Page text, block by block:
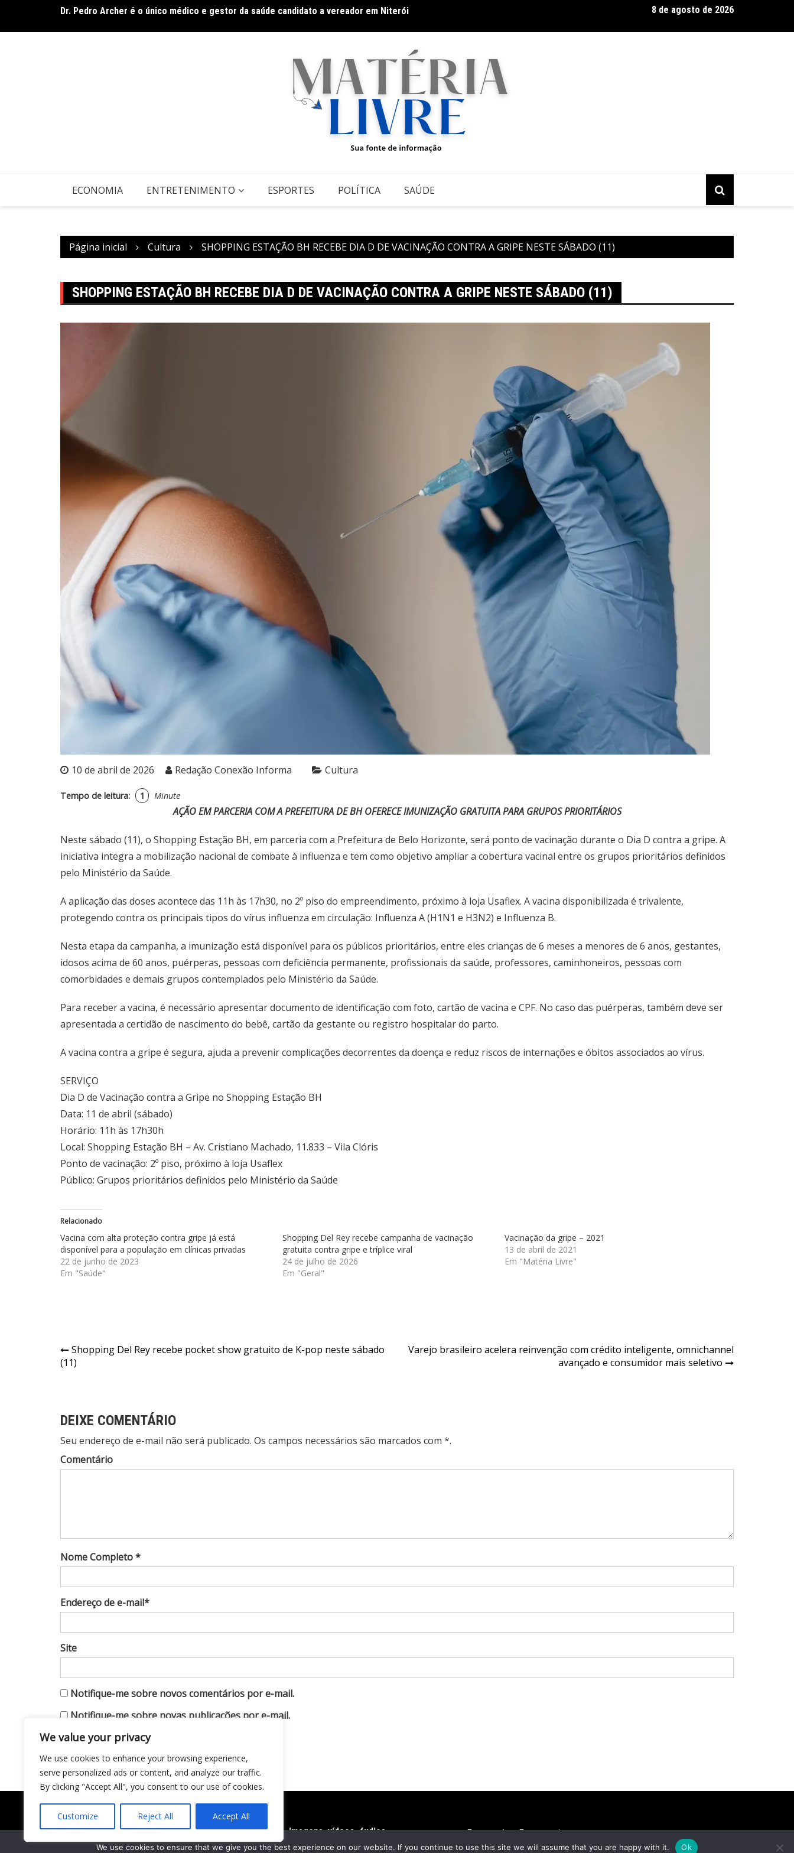
We value your privacy
We use cookies to enhance your browsing experience,
serve personalized ads or content, and analyze our traffic.
By clicking "Accept All", you consent to our use of cookies.
Customize Reject All Accept All
o
De olho no líder: Jhonathan Silva projeta duelo do Athletic contra o Criciúma Thiago Silva se destaca como expert em extensão capilar e aposta na
8 de agosto de 2026
ECONOMIA ENTRETENIMENTO ESPORTES POLÍTICA SAÚDE
Página inicial Cultura SHOPPING ESTAÇÃO BH RECEBE DIA D DE VACINAÇÃO CONTRA A GRIPE NESTE SÁBADO (11)
SHOPPING ESTAÇÃO BH RECEBE DIA D DE VACINAÇÃO CONTRA A GRIPE NESTE SÁBADO (11)
10 de abril de 2026 Redação Conexão Informa Cultura
Tempo de leitura: 1 Minute
AÇÃO EM PARCERIA COM A PREFEITURA DE BH OFERECE IMUNIZAÇÃO GRATUITA PARA GRUPOS PRIORITÁRIOS
Neste sábado (11), o Shopping Estação BH, em parceria com a Prefeitura de Belo Horizonte, será ponto de vacinação durante o Dia D contra a gripe. A
iniciativa integra a mobilização nacional de combate à influenza e tem como objetivo ampliar a cobertura vacinal entre os grupos prioritários definidos
pelo Ministério da Saúde.
A aplicação das doses acontece das 11h às 17h30, no 2º piso do empreendimento, próximo à loja Usaflex. A vacina disponibilizada é trivalente,
protegendo contra os principais tipos do vírus influenza em circulação: Influenza A (H1N1 e H3N2) e Influenza B.
Nesta etapa da campanha, a imunização está disponível para os públicos prioritários, entre eles crianças de 6 meses a menores de 6 anos, gestantes,
idosos acima de 60 anos, puérperas, pessoas com deficiência permanente, profissionais da saúde, professores, caminhoneiros, pessoas com
comorbidades e demais grupos contemplados pelo Ministério da Saúde.
Para receber a vacina, é necessário apresentar documento de identificação com foto, cartão de vacina e CPF. No caso das puérperas, também deve ser
apresentada a certidão de nascimento do bebê, cartão da gestante ou registro hospitalar do parto.
A vacina contra a gripe é segura, ajuda a prevenir complicações decorrentes da doença e reduz riscos de internações e óbitos associados ao vírus.
SERVIÇO
Dia D de Vacinação contra a Gripe no Shopping Estação BH
Data: 11 de abril (sábado)
Horário: 11h às 17h30h
Local: Shopping Estação BH – Av. Cristiano Machado, 11.833 – Vila Clóris
Ponto de vacinação: 2º piso, próximo à loja Usaflex
Público: Grupos prioritários definidos pelo Ministério da Saúde
Relacionado
Vacina com alta proteção contra gripe já está
disponível para a população em clínicas privadas
22 de junho de 2023
Em "Saúde"
Shopping Del Rey recebe campanha de vacinação
gratuita contra gripe e tríplice viral
24 de julho de 2026
Em "Geral"
Vacinação da gripe – 2021
13 de abril de 2021
Em "Matéria Livre"
Navegação
de
Shopping Del Rey recebe pocket show gratuito de K-pop neste sábado
(11)
Varejo brasileiro acelera reinvenção com crédito inteligente, omnichannel
avançado e consumidor mais seletivo
DEIXE COMENTÁRIO
Seu endereço de e-mail não será publicado. Os campos necessários são marcados com *.
Comentário
Nome Completo *
Endereço de e-mail*
Site
Notifique-me sobre novos comentários por e-mail.
Notifique-me sobre novas publicações por e-mail.
Todo conteúdo publicado neste portal, incluindo textos, imagens, vídeos, áudios,
gráficos e outros materiais, é de responsabilidade do autor. © 2020 - 2024
Economia
Entretenimento
Famosos
Cultura
Música
We use cookies to ensure that we give you the best experience on our website. If you continue to use this site we will assume that you are happy with it. Ok